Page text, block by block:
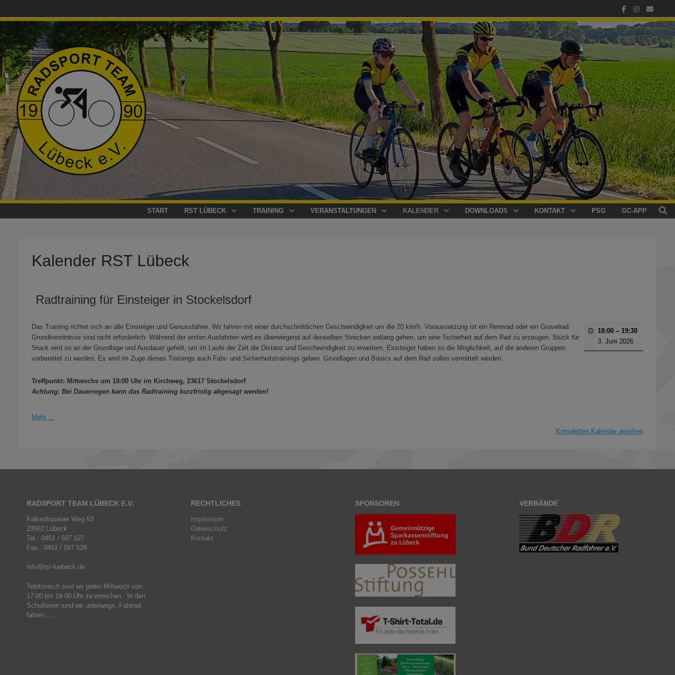
springen
START RST LÜBECK TRAINING VERANSTALTUNGEN KALENDER DOWNLOADS KONTAKT PSG GC-APP
Kalender RST Lübeck
Radtraining für Einsteiger in Stockelsdorf
18:00– 19:30
3. Juni 2026
Das Training richtet sich an alle Einsteiger und Genussfahrer. Wir fahren mit einer durchschnittlichen Geschwindigkeit um die 20 km/h. Voraussetzung ist ein Rennrad oder ein Gravelrad.
Grundkenntnisse sind nicht erforderlich. Während der ersten Ausfahrten wird es überwiegend auf denselben Strecken entlang gehen, um eine Sicherheit auf dem Rad zu erzeugen. Stück für
Stück wird so an der Grundlage und Ausdauer gefeilt, um im Laufe der Zeit die Distanz und Geschwindigkeit zu erweitern. Einsteiger haben so die Möglichkeit, auf die anderen Gruppen
vorbereitet zu werden. Es wird im Zuge dieses Trainings auch Fahr- und Sicherheitstrainings geben. Grundlagen und Basics auf dem Rad sollen vermittelt werden.
Treffpunkt: Mittwochs um 18:00 Uhr im Kirchweg, 23617 Stockelsdorf
Achtung: Bei Dauerregen kann das Radtraining kurzfristig abgesagt werden!
Mehr ...
Kompletten Kalender ansehen
RADSPORT TEAM LÜBECK E.V.
Falkenhusener Weg 63
23562 Lübeck
Tel.: 0451 / 597 527
Fax.: 0451 / 597 528
info@rst-luebeck.de
Telefonisch sind wir jeden Mittwoch von
17:00 bis 19:00 Uhr zu erreichen. In den
Schulferien sind wir unterwegs, Fahrrad
fahren…..
RECHTLICHES
Impressum
Datenschutz
Kontakt
SPONSOREN VERBÄNDE